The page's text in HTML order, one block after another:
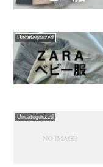
Uncategorized
Uncategorized